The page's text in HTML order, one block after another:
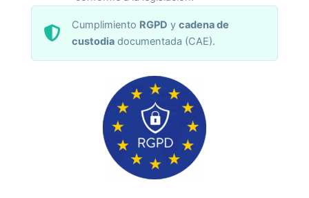
Cumplimiento RGPD ycadena de
custodia documentada (CAE).